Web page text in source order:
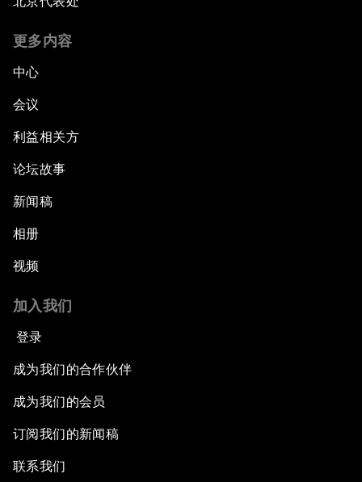
Scientific China
China's G20 Agenda
Issue Briefing: Navigating the Gig Economy
New Normal, New Concept, New Engines
Human vs Machine: The Significance of
Cybercrime?
Pandemics and Big Data: Disrupting
China's Millennials
更多内容
中心
会议
利益相关方
论坛故事
新闻稿
相册
视频
加入我们
登录
成为我们的合作伙伴
成为我们的会员
订阅我们的新闻稿
联系我们